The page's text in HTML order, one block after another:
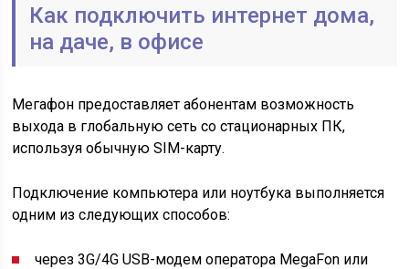
Как подключить интернет дома,
на даче, в офисе
Мегафон предоставляет абонентам возможность
выхода в глобальную сеть со стационарных ПК,
используя обычную SIM-карту.
Подключение компьютера или ноутбука выполняется
одним из следующих способов:
через 3G/4G USB-модем оператора MegaFon или